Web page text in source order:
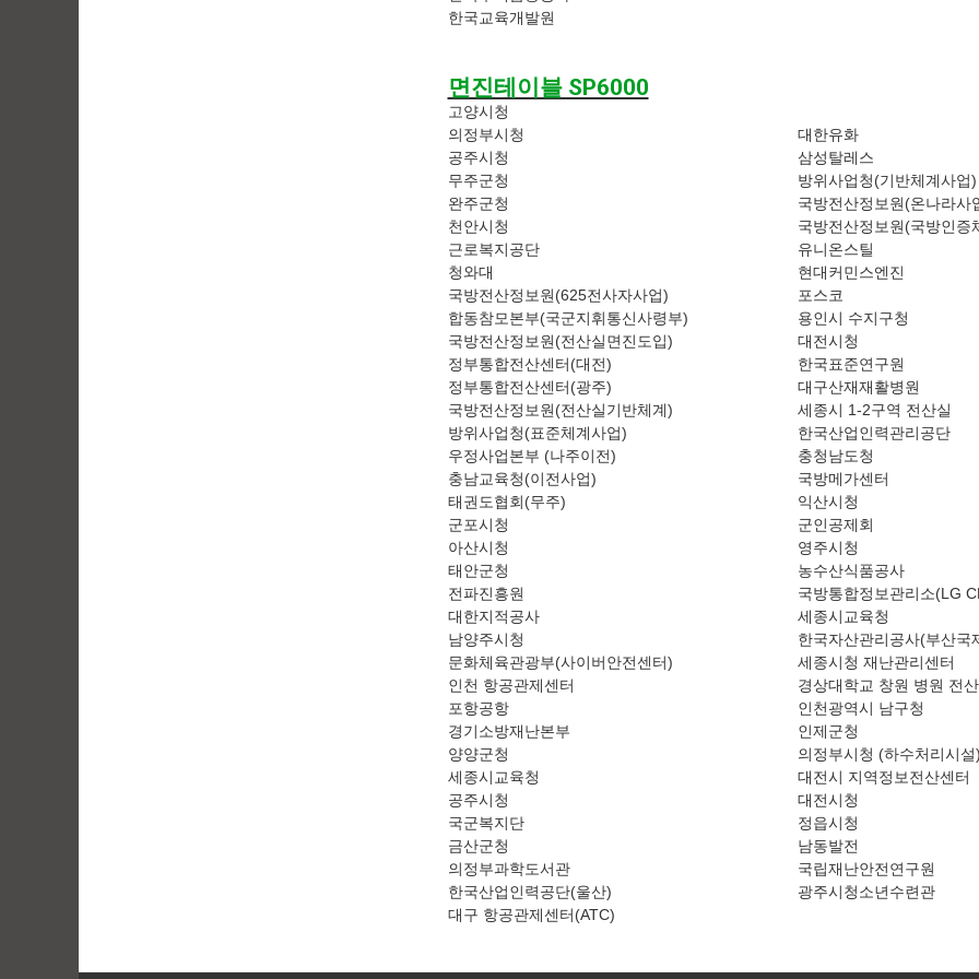
한국교육개발원
면진테이블 SP6000
고양시청
의정부시청
공주시청
무주군청
완주군청
천안시청
근로복지공단
청와대
국방전산정보원(625전사자사업)
합동참모본부(국군지휘통신사령부)
국방전산정보원(전산실면진도입)
정부통합전산센터(대전)
정부통합전산센터(광주)
국방전산정보원(전산실기반체계)
방위사업청(표준체계사업)
우정사업본부 (나주이전)
충남교육청(이전사업)
태권도협회(무주)
군포시청
아산시청
태안군청
전파진흥원
대한지적공사
남양주시청
문화체육관광부(사이버안전센터)
인천 항공관제센터
포항공항
경기소방재난본부
양양군청
세종시교육청
공주시청
국군복지단
금산군청
의정부과학도서관
한국산업인력공단(울산)
대구 항공관제센터(ATC)
대한유화
삼성탈레스
방위사업청(기반체계사업)
국방전산정보원(온나라사
국방전산정보원(국방인증
유니온스틸
현대커민스엔진
포스코
용인시 수지구청
대전시청
한국표준연구원
대구산재재활병원
세종시 1-2구역 전산실
한국산업인력관리공단
충청남도청
국방메가센터
익산시청
군인공제회
영주시청
농수산식품공사
국방통합정보관리소(LG
세종시교육청
한국자산관리공사(부산국
세종시청 재난관리센터
경상대학교 창원 병원 전
인천광역시 남구청
인제군청
의정부시청 (하수처리시설
대전시 지역정보전산센터
대전시청
정읍시청
남동발전
국립재난안전연구원
광주시청소년수련관